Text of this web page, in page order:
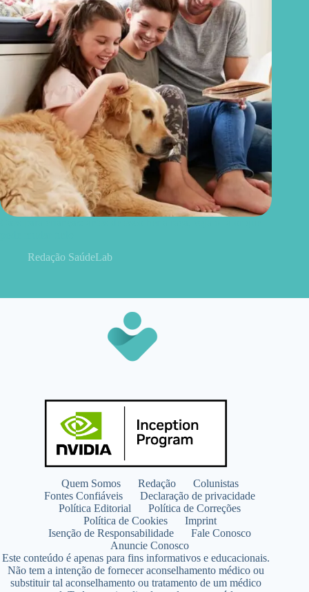
Redação SaúdeLab
Quem Somos Redação
Colunistas
Fontes Confiáveis
Declaração de privacidade
Política Editorial
Política de Correções
Política de Cookies
Imprint
Isenção de Responsabilidade
Fale Conosco
Anuncie Conosco
Este conteúdo é apenas para fins informativos e educacionais.
Não tem a intenção de fornecer aconselhamento médico ou
substituir tal aconselhamento ou tratamento de um médico